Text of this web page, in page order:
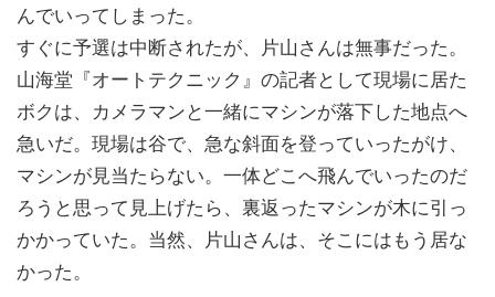
んでいってしまった。
すぐに予選は中断されたが、片山さんは無事だった。
山海堂『オートテクニック』の記者として現場に居た
ボクは、カメラマンと一緒にマシンが落下した地点へ
急いだ。現場は谷で、急な斜面を登っていったがけ、
マシンが見当たらない。一体どこへ飛んでいったのだ
ろうと思って見上げたら、裏返ったマシンが木に引っ
かかっていた。当然、片山さんは、そこにはもう居な
かった。